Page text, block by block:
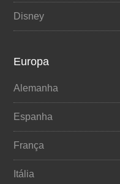
Disney
Europa
Alemanha
Espanha
França
Itália